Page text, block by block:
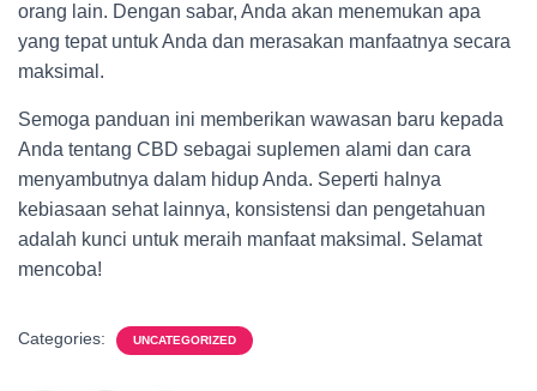
orang lain. Dengan sabar, Anda akan menemukan apa
yang tepat untuk Anda dan merasakan manfaatnya secara
maksimal.
Semoga panduan ini memberikan wawasan baru kepada
Anda tentang CBD sebagai suplemen alami dan cara
menyambutnya dalam hidup Anda. Seperti halnya
kebiasaan sehat lainnya, konsistensi dan pengetahuan
adalah kunci untuk meraih manfaat maksimal. Selamat
mencoba!
Categories: UNCATEGORIZED